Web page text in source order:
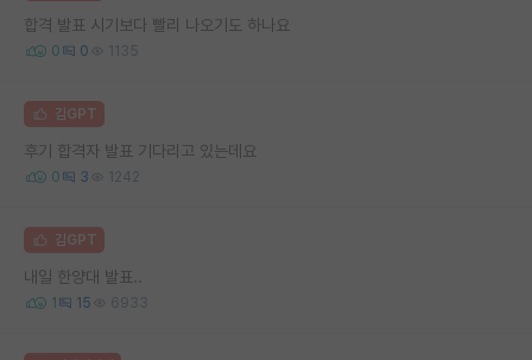
합격 발표 시기보다 빨리 나오기도 하나요
0 0 1135
김GPT
후기 합격자 발표 기다리고 있는데요
0 3 1242
김GPT
내일 한양대 발표..
1 15 6933